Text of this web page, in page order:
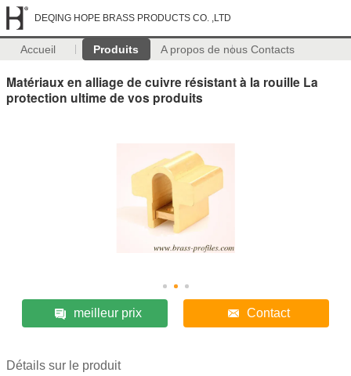
DEQING HOPE BRASS PRODUCTS CO. ,LTD
Accueil Produits A propos de nous Contacts
Matériaux en alliage de cuivre résistant à la rouille La
protection ultime de vos produits
meilleur prix Contact
Détails sur le produit